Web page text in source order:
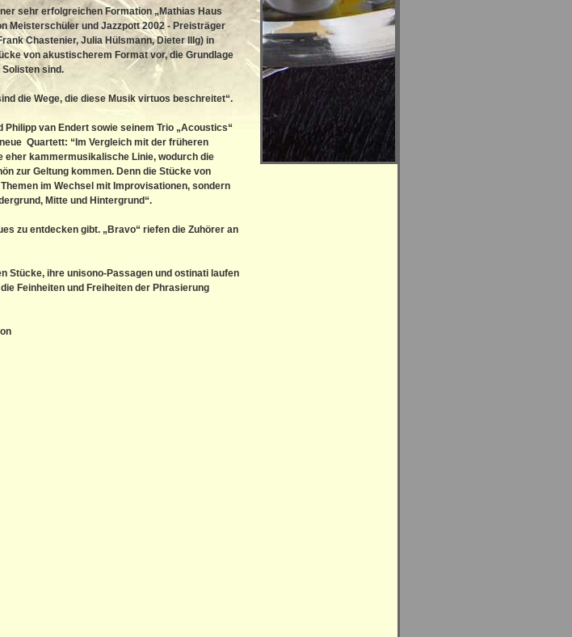
sehr erfolgreichen Formation „Mathias Haus
Meisterschüler und Jazzpott 2002 - Preisträger
Chastenier, Julia Hülsmann, Dieter Illg) in
von akustischerem Format vor, die Grundlage
sind.
die Wege, die diese Musik virtuos beschreitet“.
Philipp van Endert sowie seinem Trio „Acoustics“
Quartett: “Im Vergleich mit der früheren
eher kammermusikalische Linie, wodurch die
zur Geltung kommen. Denn die Stücke von
im Wechsel mit Improvisationen, sondern
Mitte und Hintergrund“.
zu entdecken gibt. „Bravo“ riefen die Zuhörer an
Stücke, ihre unisono-Passagen und ostinati laufen
Feinheiten und Freiheiten der Phrasierung